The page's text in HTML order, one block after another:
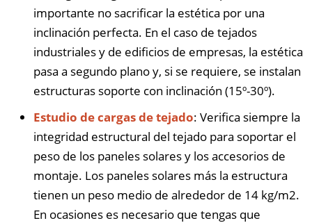
importante no sacrificar la estética por una
inclinación perfecta. En el caso de tejados
industriales y de edificios de empresas, la estética
pasa a segundo plano y, si se requiere, se instalan
estructuras soporte con inclinación (15º-30º).
Estudio de cargas de tejado: Verifica siempre la
integridad estructural del tejado para soportar el
peso de los paneles solares y los accesorios de
montaje. Los paneles solares más la estructura
tienen un peso medio de alrededor de 14 kg/m2.
En ocasiones es necesario que tengas que